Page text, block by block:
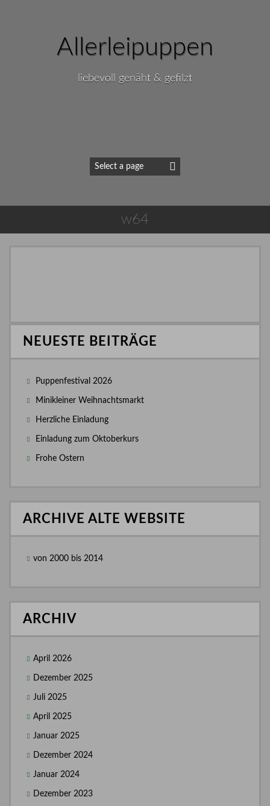
Allerleipuppen
liebevoll genäht & gefilzt
w64
NEUESTE BEITRÄGE
Puppenfestival 2026
Minikleiner Weihnachtsmarkt
Herzliche Einladung
Einladung zum Oktoberkurs
Frohe Ostern
ARCHIVE ALTE WEBSITE
von 2000 bis 2014
ARCHIV
April 2026
Dezember 2025
Juli 2025
April 2025
Januar 2025
Dezember 2024
Januar 2024
Dezember 2023